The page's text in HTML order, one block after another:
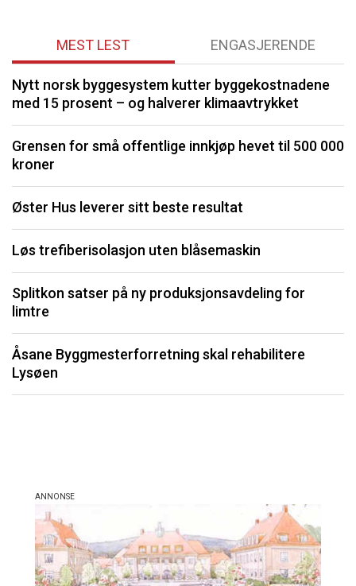
MEST LEST ENGASJERENDE
Nytt norsk byggesystem kutter byggekostnadene
med 15 prosent – og halverer klimaavtrykket
Grensen for små offentlige innkjøp hevet til 500 000
kroner
Øster Hus leverer sitt beste resultat
Løs trefiberisolasjon uten blåsemaskin
Splitkon satser på ny produksjonsavdeling for
limtre
Åsane Byggmesterforretning skal rehabilitere
Lysøen